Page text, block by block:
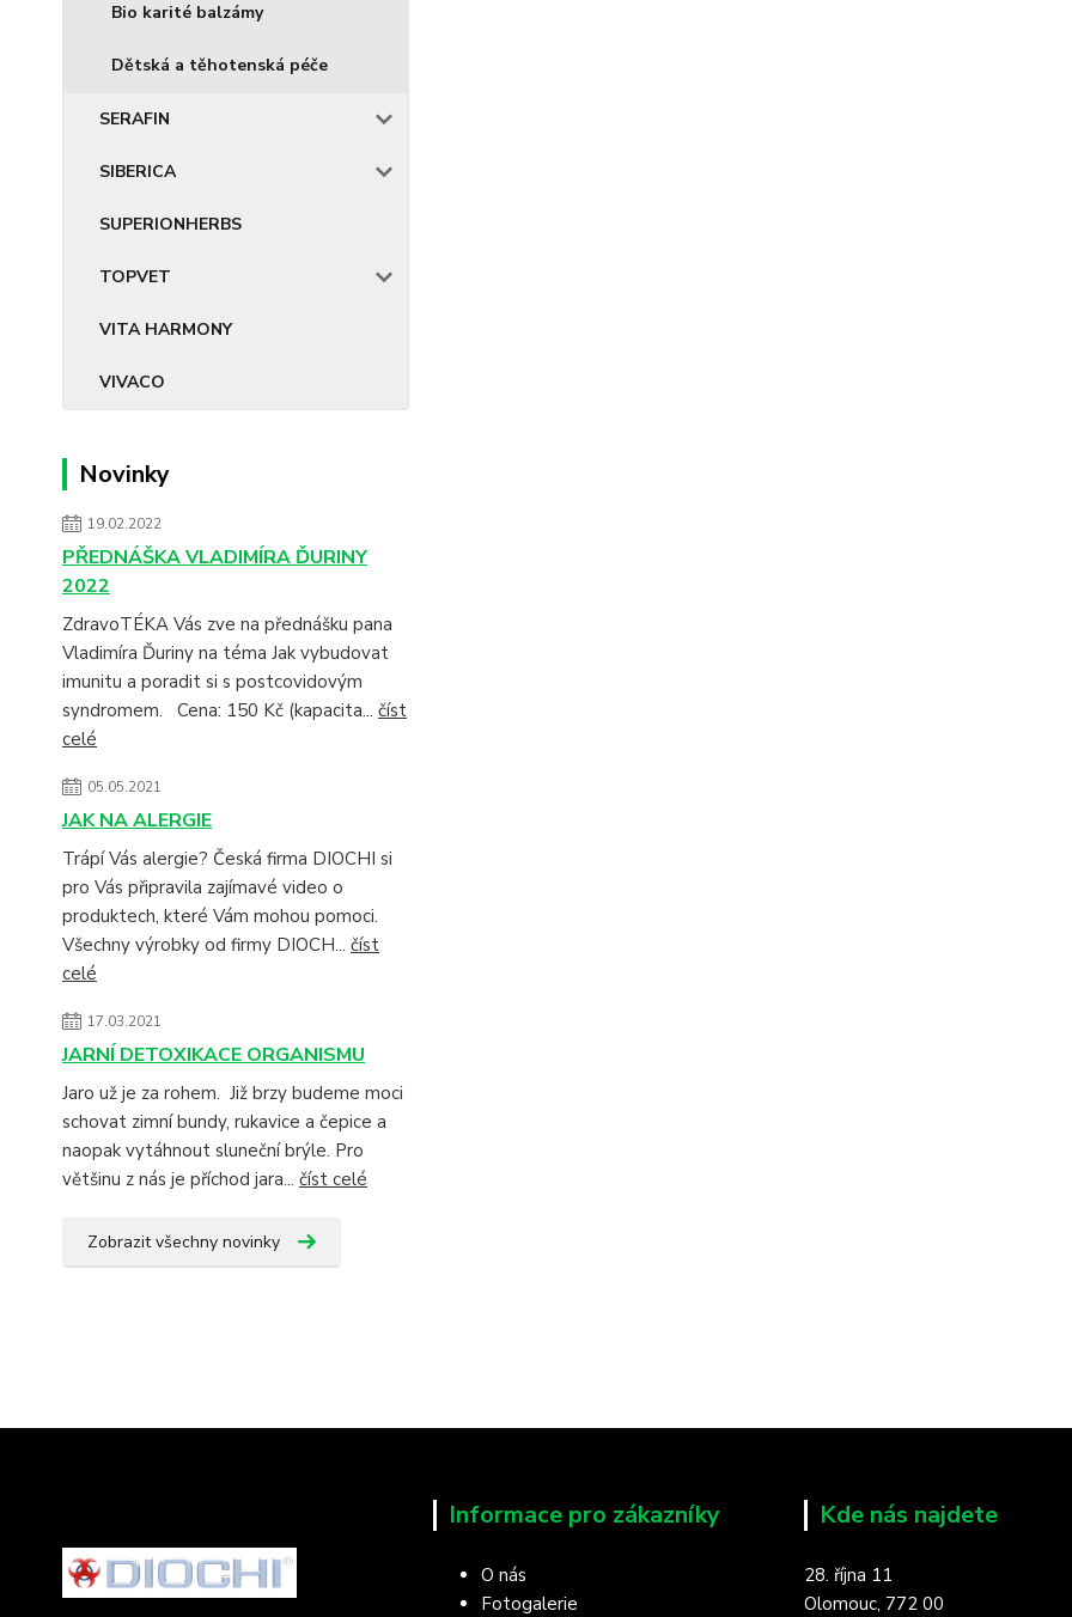
Bio karité balzámy
Dětská a těhotenská péče
SERAFIN
SIBERICA
SUPERIONHERBS
TOPVET
VITA HARMONY
VIVACO
Novinky
19.02.2022
PŘEDNÁŠKA VLADIMÍRA ĎURINY
2022
ZdravoTÉKA Vás zve na přednášku pana
Vladimíra Ďuriny na téma Jak vybudovat
imunitu a poradit si s postcovidovým
syndromem. Cena: 150 Kč (kapacita... číst
celé
05.05.2021
JAK NA ALERGIE
Trápí Vás alergie? Česká firma DIOCHI si
pro Vás připravila zajímavé video o
produktech, které Vám mohou pomoci.
Všechny výrobky od firmy DIOCH... číst
celé
17.03.2021
JARNÍ DETOXIKACE ORGANISMU
Jaro už je za rohem. Již brzy budeme moci
schovat zimní bundy, rukavice a čepice a
naopak vytáhnout sluneční brýle. Pro
většinu z nás je příchod jara... číst celé
Zobrazit všechny novinky
Informace pro zákazníky
O nás
Fotogalerie
Kde nás najdete
28. října 11
Olomouc, 772 00